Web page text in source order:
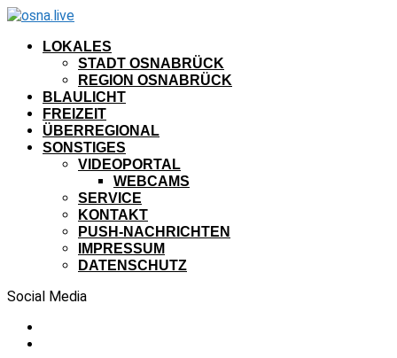
LOKALES
STADT OSNABRÜCK
REGION OSNABRÜCK
BLAULICHT
FREIZEIT
ÜBERREGIONAL
SONSTIGES
VIDEOPORTAL
WEBCAMS
SERVICE
KONTAKT
PUSH-NACHRICHTEN
IMPRESSUM
DATENSCHUTZ
Social Media